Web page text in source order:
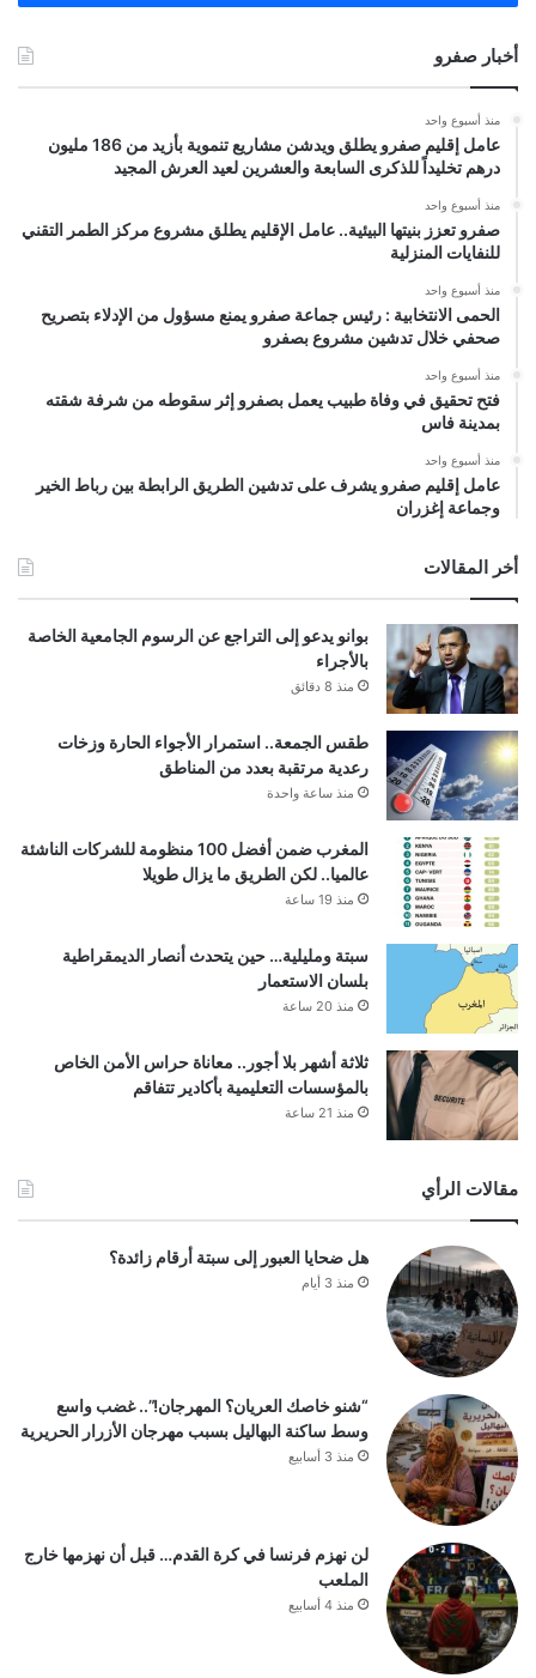
أخبار صفرو
منذ أسبوع واحد
عامل إقليم صفرو يطلق ويدشن مشاريع تنموية بأزيد من 186 مليون
درهم تخليداً للذكرى السابعة والعشرين لعيد العرش المجيد
منذ أسبوع واحد
صفرو تعزز بنيتها البيئية.. عامل الإقليم يطلق مشروع مركز الطمر التقني
للنفايات المنزلية
منذ أسبوع واحد
الحمى الانتخابية : رئيس جماعة صفرو يمنع مسؤول من الإدلاء بتصريح
صحفي خلال تدشين مشروع بصفرو
منذ أسبوع واحد
فتح تحقيق في وفاة طبيب يعمل بصفرو إثر سقوطه من شرفة شقته
بمدينة فاس
منذ أسبوع واحد
عامل إقليم صفرو يشرف على تدشين الطريق الرابطة بين رباط الخير
وجماعة إغزران
أخر المقالات
بوانو يدعو إلى التراجع عن الرسوم الجامعية الخاصة
بالأجراء
منذ 8 دقائق
طقس الجمعة.. استمرار الأجواء الحارة وزخات
رعدية مرتقبة بعدد من المناطق
منذ ساعة واحدة
المغرب ضمن أفضل 100 منظومة للشركات الناشئة
عالميا.. لكن الطريق ما يزال طويلا
منذ 19 ساعة
سبتة ومليلية… حين يتحدث أنصار الديمقراطية
بلسان الاستعمار
منذ 20 ساعة
ثلاثة أشهر بلا أجور.. معاناة حراس الأمن الخاص
بالمؤسسات التعليمية بأكادير تتفاقم
منذ 21 ساعة
مقالات الرأي
هل ضحايا العبور إلى سبتة أرقام زائدة؟
منذ 3 أيام
“شنو خاصك العريان؟ المهرجان!”.. غضب واسع
وسط ساكنة البهاليل بسبب مهرجان الأزرار الحريرية
منذ 3 أسابيع
لن نهزم فرنسا في كرة القدم… قبل أن نهزمها خارج
الملعب
منذ 4 أسابيع